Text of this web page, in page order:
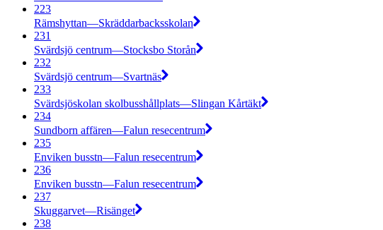
223
Rämshyttan—Skräddarbacksskolan
231
Svärdsjö centrum—Stocksbo Storån
232
Svärdsjö centrum—Svartnäs
233
Svärdsjöskolan skolbusshållplats—Slingan Kårtäkt
234
Sundborn affären—Falun resecentrum
235
Enviken busstn—Falun resecentrum
236
Enviken busstn—Falun resecentrum
237
Skuggarvet—Risänget
238